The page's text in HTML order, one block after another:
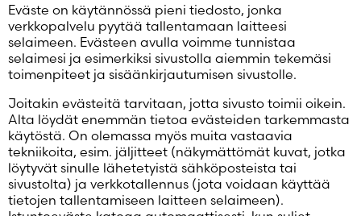
Eväste on käytännössä pieni tiedosto, jonka
verkkopalvelu pyytää tallentamaan laitteesi
selaimeen. Evästeen avulla voimme tunnistaa
selaimesi ja esimerkiksi sivustolla aiemmin tekemäsi
toimenpiteet ja sisäänkirjautumisen sivustolle.
Joitakin evästeitä tarvitaan, jotta sivusto toimii oikein.
Alta löydät enemmän tietoa evästeiden tarkemmasta
käytöstä. On olemassa myös muita vastaavia
tekniikoita, esim. jäljitteet (näkymättömät kuvat, jotka
löytyvät sinulle lähetetyistä sähköposteista tai
sivustolta) ja verkkotallennus (jota voidaan käyttää
tietojen tallentamiseen laitteen selaimeen).